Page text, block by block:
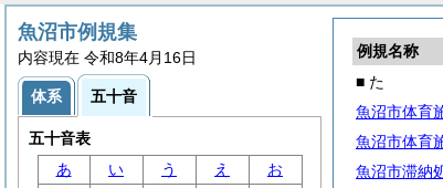
例規名称
■ た
魚沼市体育
魚沼市体育
魚沼市滞納
魚沼市例規集
内容現在 令和8年4月16日
体系 五十音
五十音表
あ
い う え
お